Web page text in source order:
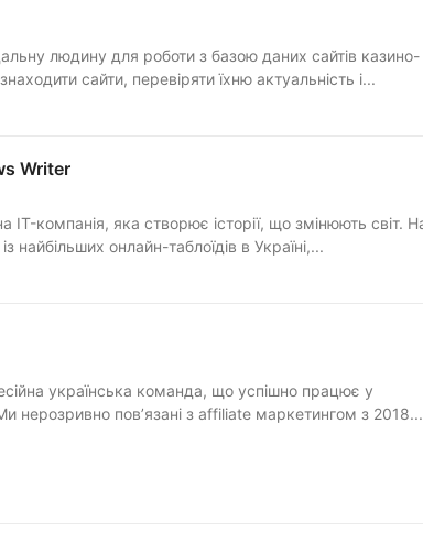
людину для роботи з базою даних сайтів казино-
сайти, перевіряти їхню актуальність і...
Writer
компанія, яка створює історії, що змінюють світ. Наш
найбільших онлайн-таблоїдів в Україні,...
українська команда, що успішно працює у
нерозривно пов’язані з affiliate маркетингом з 2018...